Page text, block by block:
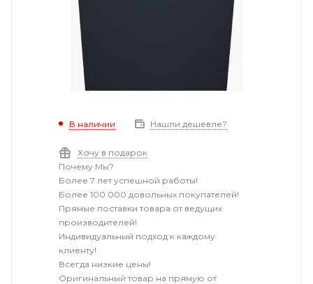
В наличии Нашли дешевле?
Хочу в подарок
Почему Мы?
Более 7 лет успешной работы!
Более 100 000 довольных покупателей!
Прямые поставки товара от ведущих
производителей!
Индивидуальный подход к каждому
клиенту!
Всегда низкие цены!
Оригинальный товар на прямую от